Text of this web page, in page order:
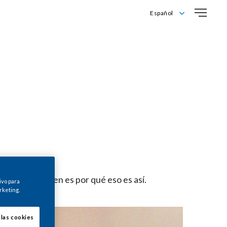
Español
todos saben es por qué eso es así.
para
cookies